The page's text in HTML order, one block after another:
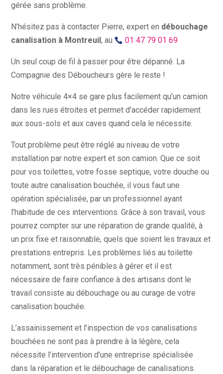
gérée sans problème.
N’hésitez pas à contacter Pierre, expert en débouchage
canalisation à Montreuil, au 01 47 79 01 69
Un seul coup de fil à passer pour être dépanné. La
Compagnie des Déboucheurs gère le reste !
Notre véhicule 4×4 se gare plus facilement qu’un camion
dans les rues étroites et permet d’accéder rapidement
aux sous-sols et aux caves quand cela le nécessite.
Tout problème peut être réglé au niveau de votre
installation par notre expert et son camion. Que ce soit
pour vos toilettes, votre fosse septique, votre douche ou
toute autre canalisation bouchée, il vous faut une
opération spécialisée, par un professionnel ayant
l’habitude de ces interventions. Grâce à son travail, vous
pourrez compter sur une réparation de grande qualité, à
un prix fixe et raisonnable, quels que soient les travaux et
prestations entrepris. Les problèmes liés au toilette
notamment, sont très pénibles à gérer et il est
nécessaire de faire confiance à des artisans dont le
travail consiste au débouchage ou au curage de votre
canalisation bouchée.
L’assainissement et l’inspection de vos canalisations
bouchées ne sont pas à prendre à la légère, cela
nécessite l’intervention d’une entreprise spécialisée
dans la réparation et le débouchage de canalisations.